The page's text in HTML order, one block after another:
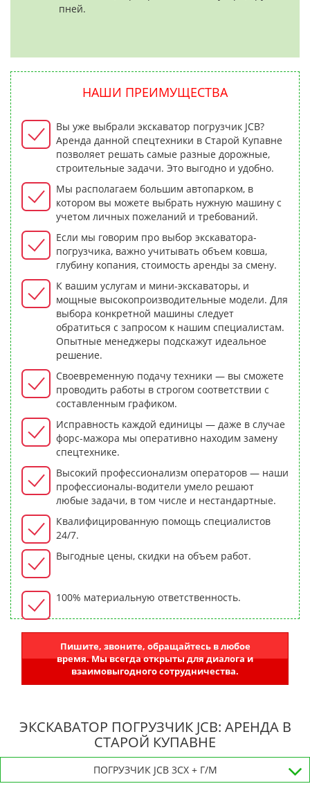
пней.
НАШИ ПРЕИМУЩЕСТВА
Вы уже выбрали экскаватор погрузчик JCB?
Аренда данной спецтехники в Старой Купавне
позволяет решать самые разные дорожные,
строительные задачи. Это выгодно и удобно.
Мы располагаем большим автопарком, в
котором вы можете выбрать нужную машину с
учетом личных пожеланий и требований.
Если мы говорим про выбор экскаватора-
погрузчика, важно учитывать объем ковша,
глубину копания, стоимость аренды за смену.
К вашим услугам и мини-экскаваторы, и
мощные высокопроизводительные модели. Для
выбора конкретной машины следует
обратиться с запросом к нашим специалистам.
Опытные менеджеры подскажут идеальное
решение.
Своевременную подачу техники — вы сможете
проводить работы в строгом соответствии с
составленным графиком.
Исправность каждой единицы — даже в случае
форс-мажора мы оперативно находим замену
спецтехнике.
Высокий профессионализм операторов — наши
профессионалы-водители умело решают
любые задачи, в том числе и нестандартные.
Квалифицированную помощь специалистов
24/7.
Выгодные цены, скидки на объем работ.
100% материальную ответственность.
Пишите, звоните, обращайтесь в любое
время. Мы всегда открыты для диалога и
взаимовыгодного сотрудничества.
ЭКСКАВАТОР ПОГРУЗЧИК JCB: АРЕНДА В
СТАРОЙ КУПАВНЕ
ПОГРУЗЧИК JCB 3CX + Г/М